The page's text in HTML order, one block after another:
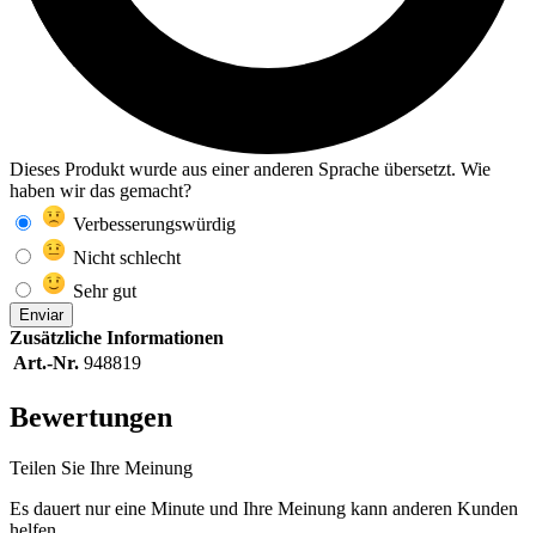
Dieses Produkt wurde aus einer anderen Sprache übersetzt. Wie
haben wir das gemacht?
Verbesserungswürdig
Nicht schlecht
Sehr gut
Enviar
Zusätzliche Informationen
Art.-Nr. 948819
Bewertungen
Teilen Sie Ihre Meinung
Es dauert nur eine Minute und Ihre Meinung kann anderen Kunden